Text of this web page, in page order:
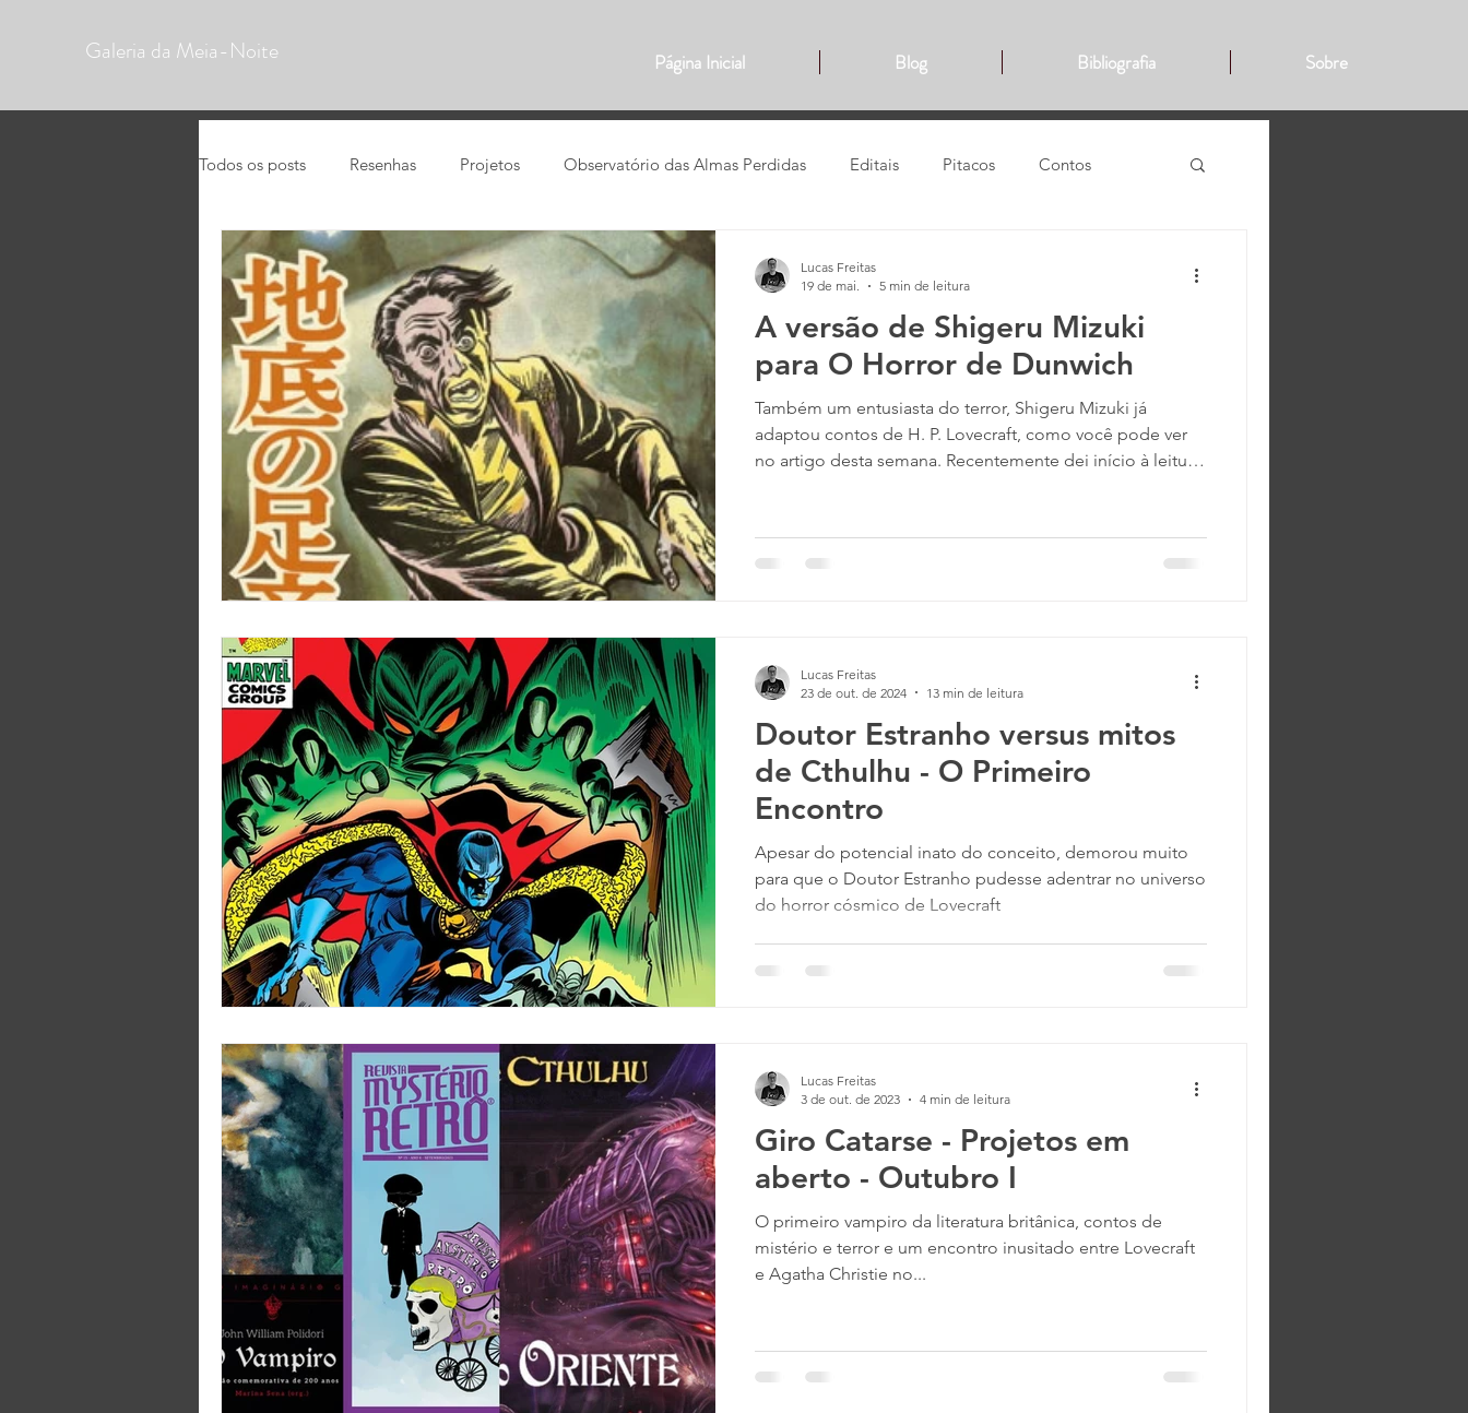
Galeria da Meia-Noite Página Inicial Blog Bibliografia Sobre
Todos os posts Resenhas Projetos Observatório das Almas Perdidas Editais Pitacos Contos
HQs Análises Mangás Traduções
A versão de Shigeru Mizuki
para O Horror de Dunwich
Também um entusiasta do terror, Shigeru Mizuki já
adaptou contos de H. P. Lovecraft, como você pode ver
no artigo desta semana. Recentemente dei início à leitura
observado em um post aqui e outro acolá. Essa leitura me
fez lembrar de um outro artigo bem curioso que vi no já
Lucas Freitas
19 de mai.
5 min de leitura
Doutor Estranho versus mitos
de Cthulhu - O Primeiro
Encontro
Apesar do potencial inato do conceito, demorou muito
para que o Doutor Estranho pudesse adentrar no universo
do horror cósmico de Lovecraft
Lucas Freitas
23 de out. de 2024
13 min de leitura
Giro Catarse - Projetos em
aberto - Outubro I
O primeiro vampiro da literatura britânica, contos de
mistério e terror e um encontro inusitado entre Lovecraft
e Agatha Christie no...
Lucas Freitas
3 de out. de 2023
4 min de leitura